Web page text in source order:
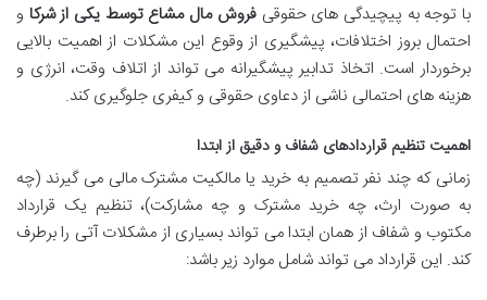
با توجه به پیچیدگی های حقوقیفروش مال مشاع توسط یکی از شرکا و
احتمال بروز اختلافات، پیشگیری از وقوع این مشکلات از اهمیت بالایی
برخوردار است. اتخاذ تدابیر پیشگیرانه می تواند از اتلاف وقت، انرژی و
هزینه های احتمالی ناشی از دعاوی حقوقی و کیفری جلوگیری کند.
اهمیت تنظیم قراردادهای شفاف و دقیق از ابتدا
زمانی که چند نفر تصمیم به خرید یا مالکیت مشترک مالی می گیرند (چه
به صورت ارث، چه خرید مشترک و چه مشارکت)، تنظیم یک قرارداد
مکتوب و شفاف از همان ابتدا می تواند بسیاری از مشکلات آتی را برطرف
کند. این قرارداد می تواند شامل موارد زیر باشد: